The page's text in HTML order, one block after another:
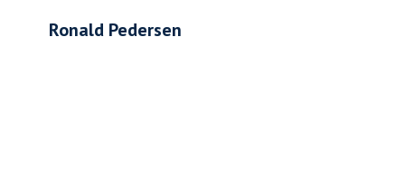
Ronald Pedersen